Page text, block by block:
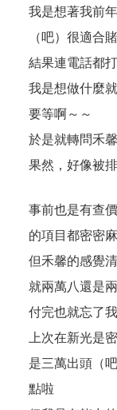
我是想著我前
（吧）很適合
結果連電話都
我是想做什麼
要等啊～～
於是就轉問禾
果然，好像被
事前也是有查
的項目都密密
但禾馨的感覺
就兩萬八還是
付完也就忘了
上次在新光是
是三萬出頭（
點啦